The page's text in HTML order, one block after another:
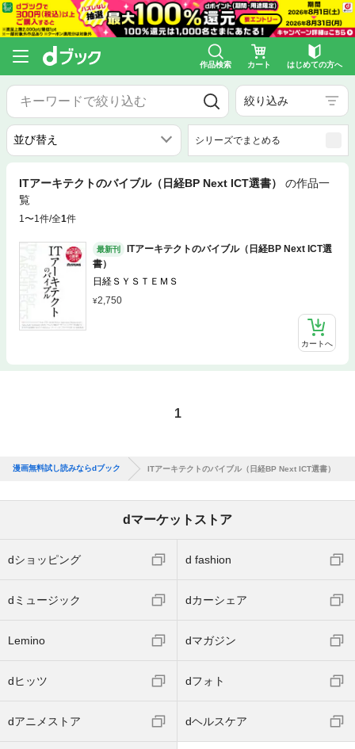
作品検索 カート はじめての方へ
絞り込み
シリーズでまとめる
ITアーキテクトのバイブル（日経BP Next ICT選書）
の作品一
覧
1〜1件/全1件
最新刊
ITアーキテクトのバイブル（日経BP Next ICT選
書）
日経ＳＹＳＴＥＭＳ
2,750
カートへ
1
漫画無料試し読みならdブック ITアーキテクトのバイブル（日経BP Next ICT選書）
dマーケットストア
dショッピング d fashion
dミュージック dカーシェア
Lemino dマガジン
dヒッツ dフォト
dアニメストア dヘルスケア